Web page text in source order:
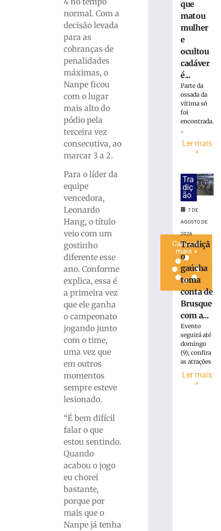
normal. Com a
decisão levada
para as
cobranças de
penalidades
máximas, o
Nanpe ficou
com o lugar
mais alto do
pódio pela
terceira vez
consecutiva, ao
marcar 3 a 2.
Para o líder da
equipe
vencedora,
Leonardo
Hang, o título
veio com um
gostinho
diferente esse
ano. Conforme
explica, essa é
a primeira vez
que ele ganha
o campeonato
jogando junto
com o time,
uma vez que
em outros
momentos
sempre esteve
lesionado.
“É bem difícil
falar o que
estou sentindo.
Quando
acabou o jogo
eu chorei
bastante,
porque por
mais que o
Nanpe já tenha
Caminhada
Passeios
Ciclísticos
mobilizam
Brusque
neste
sábado
Carregar
mais »
que
matou
mulher
e
ocultou
cadáver
é...
Parte da
ossada da
vítima só
foi
encontrada.
..
Ler mais
»
Tra
diç
ão
7 DE
AGOSTO DE
2026
Tradiçã
o
gaúcha
toma
conta de
Brusque
com a...
Evento
seguirá até
domingo
(9); confira
as atrações
Ler mais
»